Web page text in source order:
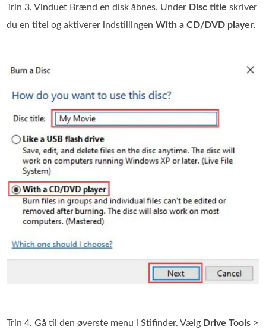
Trin 3. Vinduet Brænd en disk åbnes. Under Disc title skriver
du en titel og aktiverer indstillingenWith a CD/DVD player.
Trin 4. Gå til den øverste menu i Stifinder. Vælg Drive Tools >